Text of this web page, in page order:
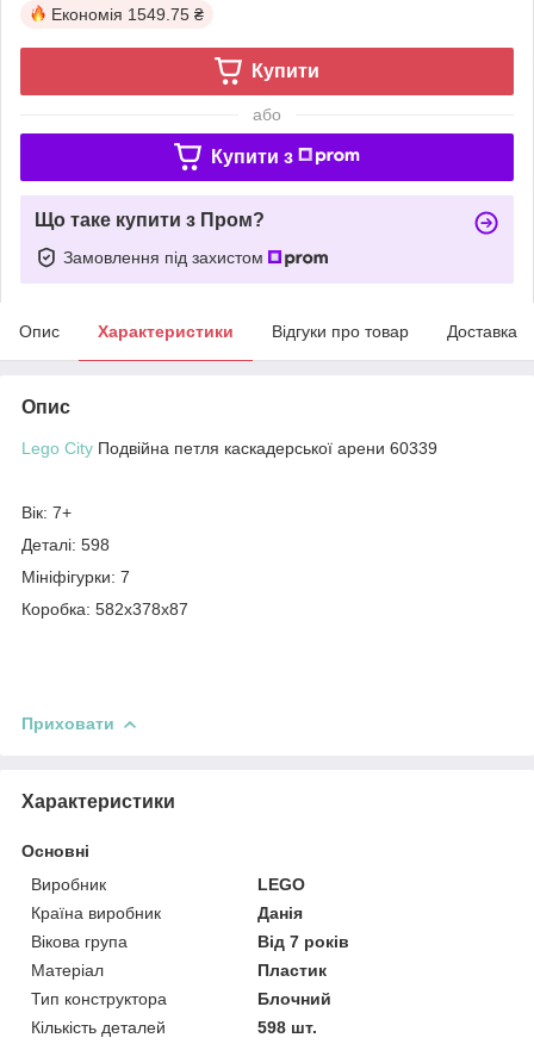
Економія 1549.75 ₴
Купити
або
Купити з
Що таке купити з Пром?
Замовлення під захистом
Опис Характеристики Відгуки про товар Доставка
Опис
Lego City Подвійна петля каскадерської арени 60339
Вік: 7+
Деталі: 598
Мініфігурки: 7
Коробка: 582х378х87
Приховати
Характеристики
Основні
Виробник
LEGO
Країна виробник
Данія
Вікова група
Від 7 років
Матеріал
Пластик
Тип конструктора
Блочний
Кількість деталей
598 шт.